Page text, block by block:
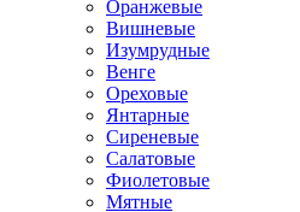
Оранжевые
Вишневые
Изумрудные
Венге
Ореховые
Янтарные
Сиреневые
Салатовые
Фиолетовые
Мятные